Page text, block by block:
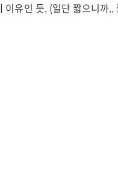
유인 듯. (일단 짧으니까..